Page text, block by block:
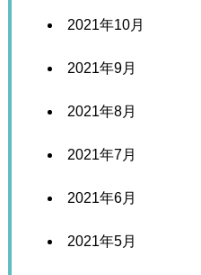
2021年10月
2021年9月
2021年8月
2021年7月
2021年6月
2021年5月